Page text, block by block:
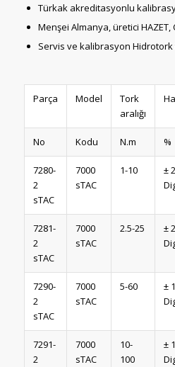
Türkak akreditasyonlu
Menşei Almanya, üretici HAZET,
Servis ve kalibrasyon Hidrotork
Parça Model
Tork
aralığı
No Kodu N.m %
7280-
2
sTAC
7000
sTAC
1-10
±
7281-
2
sTAC
7000
sTAC
2.5-25
±
7290-
2
sTAC
7000
sTAC
5-60
±
7291-
2
7000
sTAC
10-
100
±